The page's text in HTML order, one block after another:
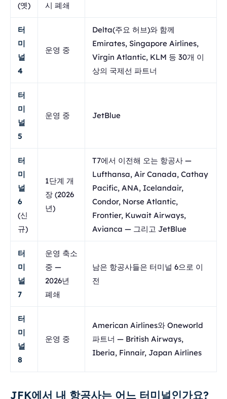
(옛)
시 폐쇄
터
미
널
4
운영 중
Delta(주요 허브)와 함께
Emirates, Singapore Airlines,
Virgin Atlantic, KLM 등 30개 이
상의 국제선 파트너
터
미
널
5
운영 중 JetBlue
터
미
널
6
(신
규)
1단계 개
장 (2026
년)
T7에서 이전해 오는 항공사 —
Lufthansa, Air Canada, Cathay
Pacific, ANA, Icelandair,
Condor, Norse Atlantic,
Frontier, Kuwait Airways,
Avianca — 그리고 JetBlue
터
미
널
7
운영 축소
중 —
2026년
폐쇄
남은 항공사들은 터미널 6으로 이
전
터
미
널
8
운영 중
American Airlines와 Oneworld
파트너 — British Airways,
Iberia, Finnair, Japan Airlines
JFK에서 내 항공사는 어느 터미널인가요?